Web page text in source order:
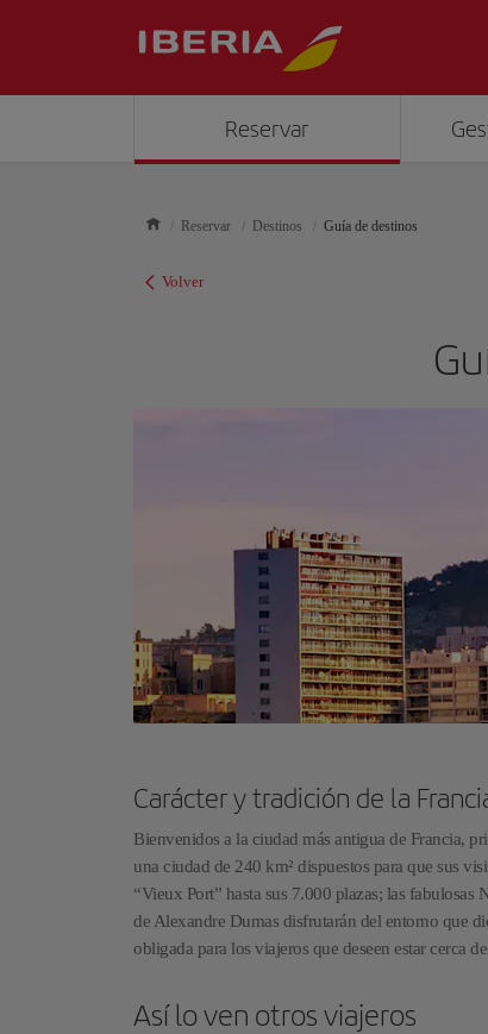
Reservar
Reservar Destinos Guía de destinos
Volver
Carácter y tradición de la
Bienvenidos a la ciudad más antigua de Francia,
una ciudad de 240 km² dispuestos para que sus
“Vieux Port” hasta sus 7.000 plazas; las
de Alexandre Dumas disfrutarán del entorno que
obligada para los viajeros que deseen estar cerca
Así lo ven otros viajeros